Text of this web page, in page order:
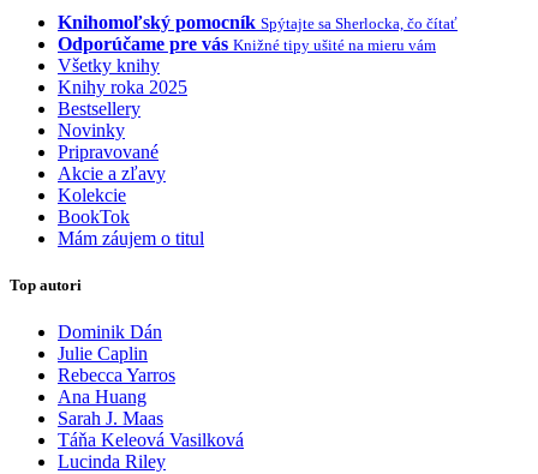
Knihomoľský pomocník Spýtajte sa Sherlocka, čo čítať
Odporúčame pre vás Knižné tipy ušité na mieru vám
Všetky knihy
Knihy roka 2025
Bestsellery
Novinky
Pripravované
Akcie a zľavy
Kolekcie
BookTok
Mám záujem o titul
Top autori
Dominik Dán
Julie Caplin
Rebecca Yarros
Ana Huang
Sarah J. Maas
Táňa Keleová Vasilková
Lucinda Riley